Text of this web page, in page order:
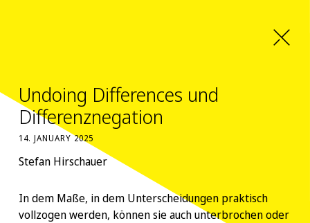
Undoing Differences und
Differenznegation
14. JANUARY 2025
Stefan Hirschauer
In dem Maße, in dem Unterscheidungen praktisch
vollzogen werden, können sie auch unterbrochen oder